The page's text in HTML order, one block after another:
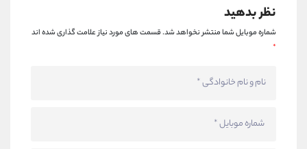
نظر بدهید
شماره موبایل شما منتشر نخواهد شد.قسمت های مورد نیاز علامت گذاری شده اند
*